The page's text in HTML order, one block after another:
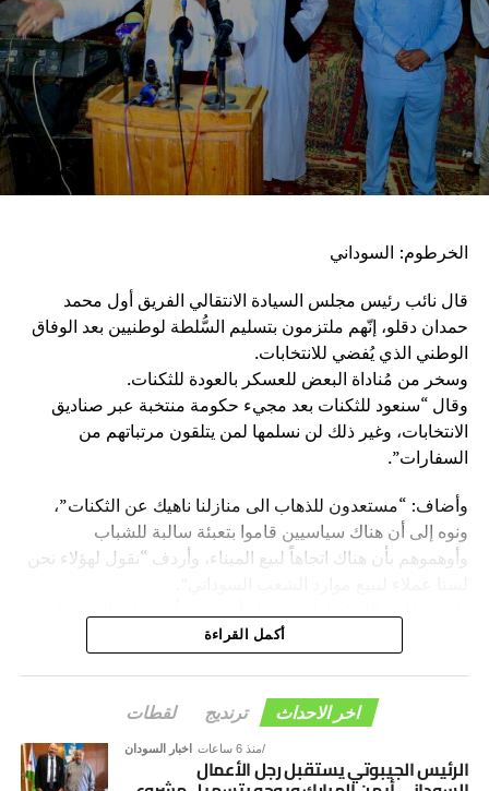
الخرطوم: السوداني
قال نائب رئيس مجلس السيادة الانتقالي الفريق أول محمد
حمدان دقلو، إنّهم ملتزمون بتسليم السُّلطة لوطنيين بعد الوفاق
الوطني الذي يُفضي للانتخابات.
وسخر من مُناداة البعض للعسكر بالعودة للثكنات.
وقال “سنعود للثكنات بعد مجيء حكومة منتخبة عبر صناديق
الانتخابات، وغير ذلك لن نسلمها لمن يتلقون مرتباتهم من
السفارات”.
وأضاف: “مستعدون للذهاب الى منازلنا ناهيك عن الثكنات”،
ونوه إلى أن هناك سياسيين قاموا بتعبئة سالبة للشباب
وأوهموهم بأن هناك اتجاهاً لبيع الميناء، وأردف “نقول لهؤلاء نحن
والحباب بدار البني عامر، بعض السياسيين بعرقلة مسيرة البلاد
عبر افتعال أساليب رخيصة من أجل العودة مجدداً لكراسي
الإماراتية السعودية لدعم الفترة الانتقالية وعادوا مجدداً وأوقفوا
أكمل القراءة
اخر الاحداث ترنديج لقطات
اخبار السودان منذ 6 ساعات
الرئيس الجيبوتي يستقبل رجل الأعمال